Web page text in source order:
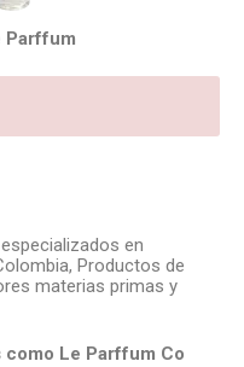
Parffum
en
Productos de
materias primas y
como Le Parffum Co